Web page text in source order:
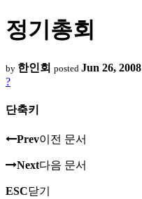
정기총회
by 한인회 posted Jun 26, 2008
?
단축키
Prev이전 문서
Next다음 문서
ESC닫기